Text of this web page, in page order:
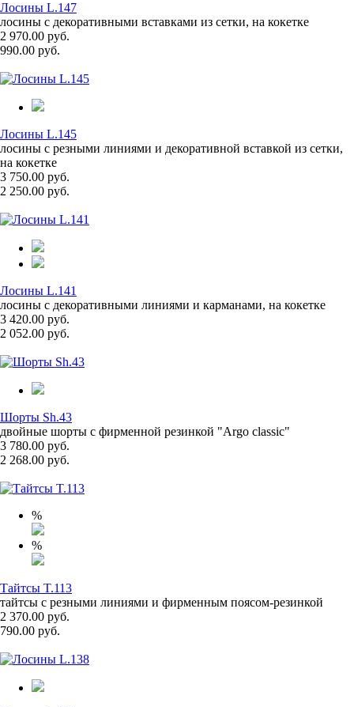
Лосины L.147
лосины с декоративными вставками из сетки, на кокетке
2 970.00 руб.
990.00 руб.
Лосины L.145
лосины с резными линиями и декоративной вставкой из сетки,
на кокетке
3 750.00 руб.
2 250.00 руб.
Лосины L.141
лосины с декоративными линиями и карманами, на кокетке
3 420.00 руб.
2 052.00 руб.
Шорты Sh.43
двойные шорты с фирменной резинкой "Argo classic"
3 780.00 руб.
2 268.00 руб.
%
%
Тайтсы T.113
тайтсы с резными линиями и фирменным поясом-резинкой
2 370.00 руб.
790.00 руб.